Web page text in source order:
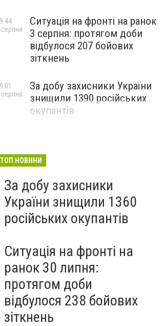
Ситуація на фронті на ранок
3 серпня: протягом доби
відбулося 207 бойових
зіткнень
серпня
За добу захисники України
знищили 1390 російських
окупантів
серпня
ТОП НОВИНИ
За добу захисники
України знищили 1360
російських окупантів
Ситуація на фронті на
ранок 30 липня:
протягом доби
відбулося 238 бойових
зіткнень